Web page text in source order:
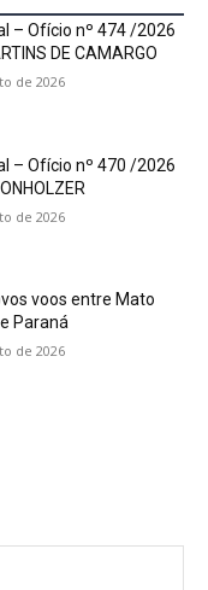
– Ofício nº 474 /2026
DE CAMARGO
de 2026
– Ofício nº 470 /2026
de 2026
voos entre Mato
Paraná
de 2026